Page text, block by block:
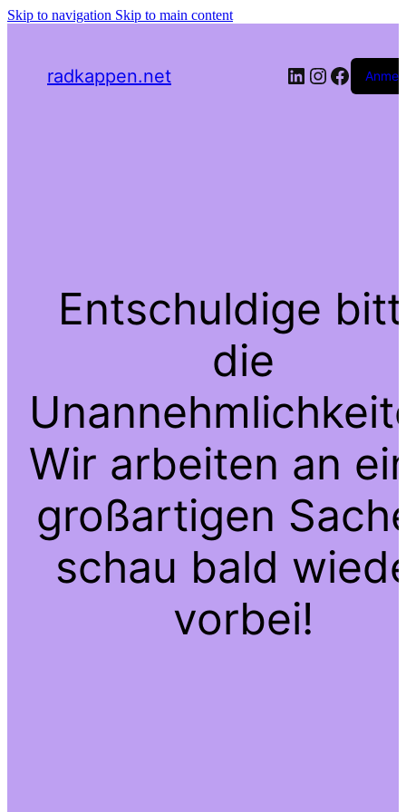
Skip to navigation Skip to main content
radkappen.net LinkedIn
Entschuldige
die
Wir arbeiten an
großartigen
schau bald
vorbei!